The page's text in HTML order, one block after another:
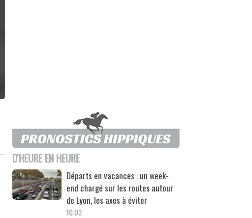
D'HEURE EN HEURE
Départs en vacances : un week-
end chargé sur les routes autour
de Lyon, les axes à éviter
10:03